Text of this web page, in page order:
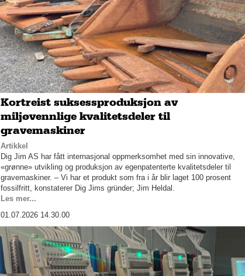
Kortreist suksessproduksjon av
miljøvennlige kvalitetsdeler til
gravemaskiner
Artikkel
Dig Jim AS har fått internasjonal oppmerksomhet med sin innovative,
«grønne» utvikling og produksjon av egenpatenterte kvalitetsdeler til
gravemaskiner. – Vi har et produkt som fra i år blir laget 100 prosent
fossilfritt, konstaterer Dig Jims gründer; Jim Heldal.
Les mer...
01.07.2026 14.30.00